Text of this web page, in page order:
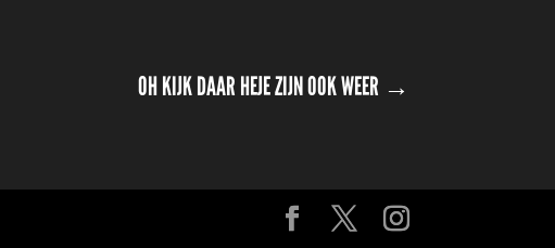
OH KIJK DAAR HEJE ZIJN OOK WEER →